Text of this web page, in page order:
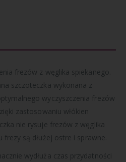
frezów z węglika spiekanego.
szczoteczka wykonana z
wyczyszczenia frezów
zastosowaniu włókien
nie rysuje frezów z węglika
są dłużej ostre i sprawne.
wydłuża czas przydatności